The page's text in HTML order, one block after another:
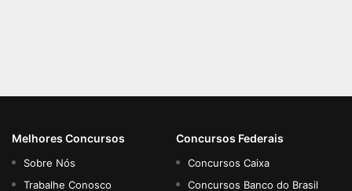
Melhores Concursos
Sobre Nós
Trabalhe Conosco
Concursos Federais
Concursos Caixa
Concursos Banco do Brasil